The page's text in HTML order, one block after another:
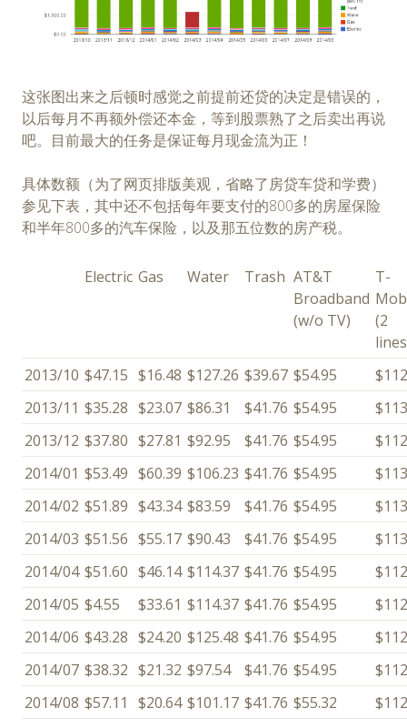
这张图出来之后顿时感觉之前提前还贷的决定是错误的，
以后每月不再额外偿还本金，等到股票熟了之后卖出再说
吧。目前最大的任务是保证每月现金流为正！
具体数额（为了网页排版美观，省略了房贷车贷和学费）
参见下表，其中还不包括每年要支付的800多的房屋保险
和半年800多的汽车保险，以及那五位数的房产税。
Electric Gas Water Trash AT&T
Broadband
(w/o TV)
T-
(2
2013/10 $47.15 $16.48 $127.26 $39.67 $54.95
2013/11 $35.28 $23.07 $86.31 $41.76 $54.95
2013/12 $37.80 $27.81 $92.95 $41.76 $54.95
2014/01 $53.49 $60.39 $106.23 $41.76 $54.95
2014/02 $51.89 $43.34 $83.59 $41.76 $54.95
2014/03 $51.56 $55.17 $90.43 $41.76 $54.95
2014/04 $51.60 $46.14 $114.37 $41.76 $54.95
2014/05 $4.55 $33.61 $114.37 $41.76 $54.95
2014/06 $43.28 $24.20 $125.48 $41.76 $54.95
2014/07 $38.32 $21.32 $97.54 $41.76 $54.95
2014/08 $57.11 $20.64 $101.17 $41.76 $55.32